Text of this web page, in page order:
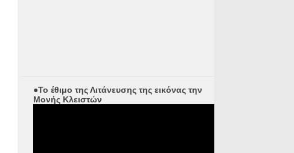
●Το έθιμο της Λιτάνευσης της εικόνας την
Μονής Κλειστών